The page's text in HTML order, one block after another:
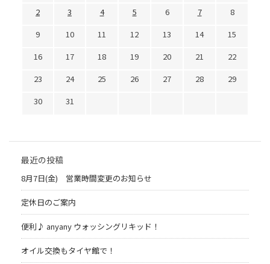
2
3 4 5 6 7
8
9
10 11 12 13 14
15
16
17 18 19 20 21
22
23
24 25 26 27 28
29
30
31
最近の投稿
8月7日(金) 営業時間変更のお知らせ
定休日のご案内
便利♪ anyany ウォッシングリキッド！
オイル交換もタイヤ館で！